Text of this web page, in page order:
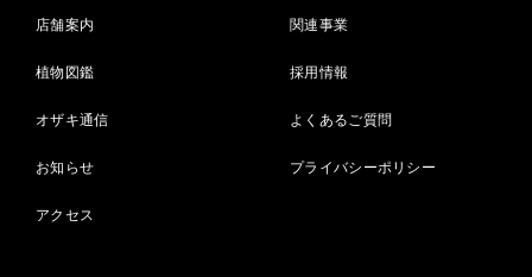
店舗案内
植物図鑑
オザキ通信
お知らせ
アクセス
関連事業
採用情報
よくあるご質問
プライバシーポリシー